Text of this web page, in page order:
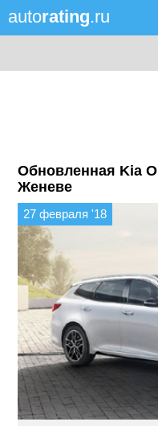
autorating.ru
Обновленная Kia
Женеве
27 февраля '18